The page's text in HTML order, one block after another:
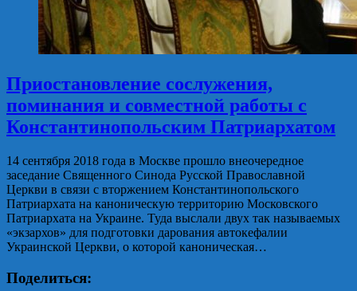
Приостановление сослужения,
поминания и совместной работы с
Константинопольским Патриархатом
14 сентября 2018 года в Москве прошло внеочередное
заседание Священного Синода Русской Православной
Церкви в связи с вторжением Константинопольского
Патриархата на каноническую территорию Московского
Патриархата на Украине. Туда выслали двух так называемых
«экзархов» для подготовки дарования автокефалии
Украинской Церкви, о которой каноническая…
Поделиться: